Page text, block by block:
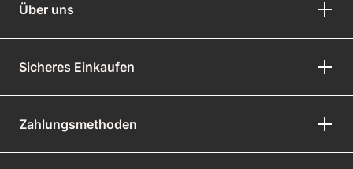
Über uns
Zahlungsmethoden
Sicheres Einkaufen